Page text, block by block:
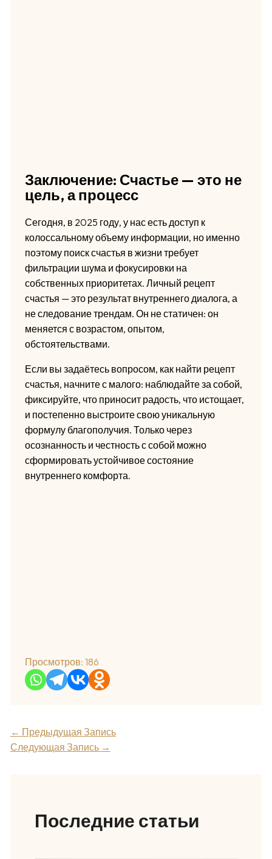
Заключение: Счастье — это не
цель, а процесс
Сегодня, в 2025 году, у нас есть доступ к
колоссальному объему информации, но именно
поэтому поиск счастья в жизни требует
фильтрации шума и фокусировки на
собственных приоритетах. Личный рецепт
счастья — это результат внутреннего диалога, а
не следование трендам. Он не статичен: он
меняется с возрастом, опытом,
обстоятельствами.
Если вы задаётесь вопросом, как найти рецепт
счастья, начните с малого: наблюдайте за собой,
фиксируйте, что приносит радость, что истощает,
и постепенно выстроите свою уникальную
формулу благополучия. Только через
осознанность и честность с собой можно
сформировать устойчивое состояние
внутреннего комфорта.
Просмотров: 186
← Предыдущая Запись
Следующая Запись →
Последние статьи